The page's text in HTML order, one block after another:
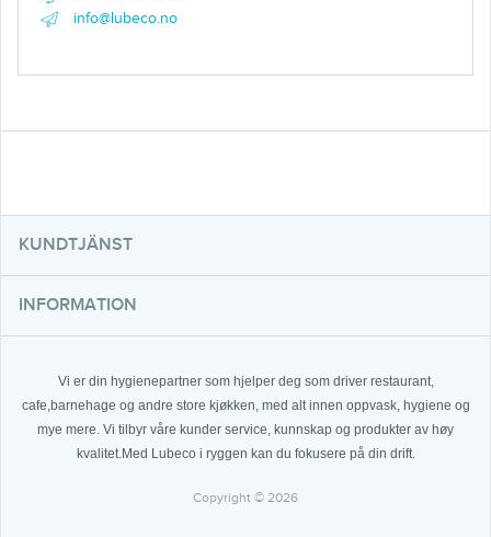
info@lubeco.no
KUNDTJÄNST
INFORMATION
Vi er din hygienepartner som hjelper deg som driver restaurant,
cafe,barnehage og andre store kjøkken, med alt innen oppvask, hygiene og
mye mere. Vi tilbyr våre kunder service, kunnskap og produkter av høy
kvalitet.Med Lubeco i ryggen kan du fokusere på din drift.
Copyright © 2026